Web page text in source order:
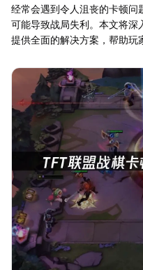
经常会遇到令人沮丧的卡顿问
可能导致战局失利。本文将
提供全面的解决方案，帮助玩